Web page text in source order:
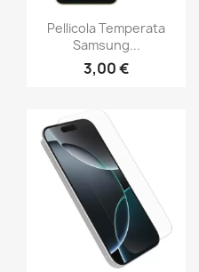
Pellicola Temperata
Samsung...
3,00 €